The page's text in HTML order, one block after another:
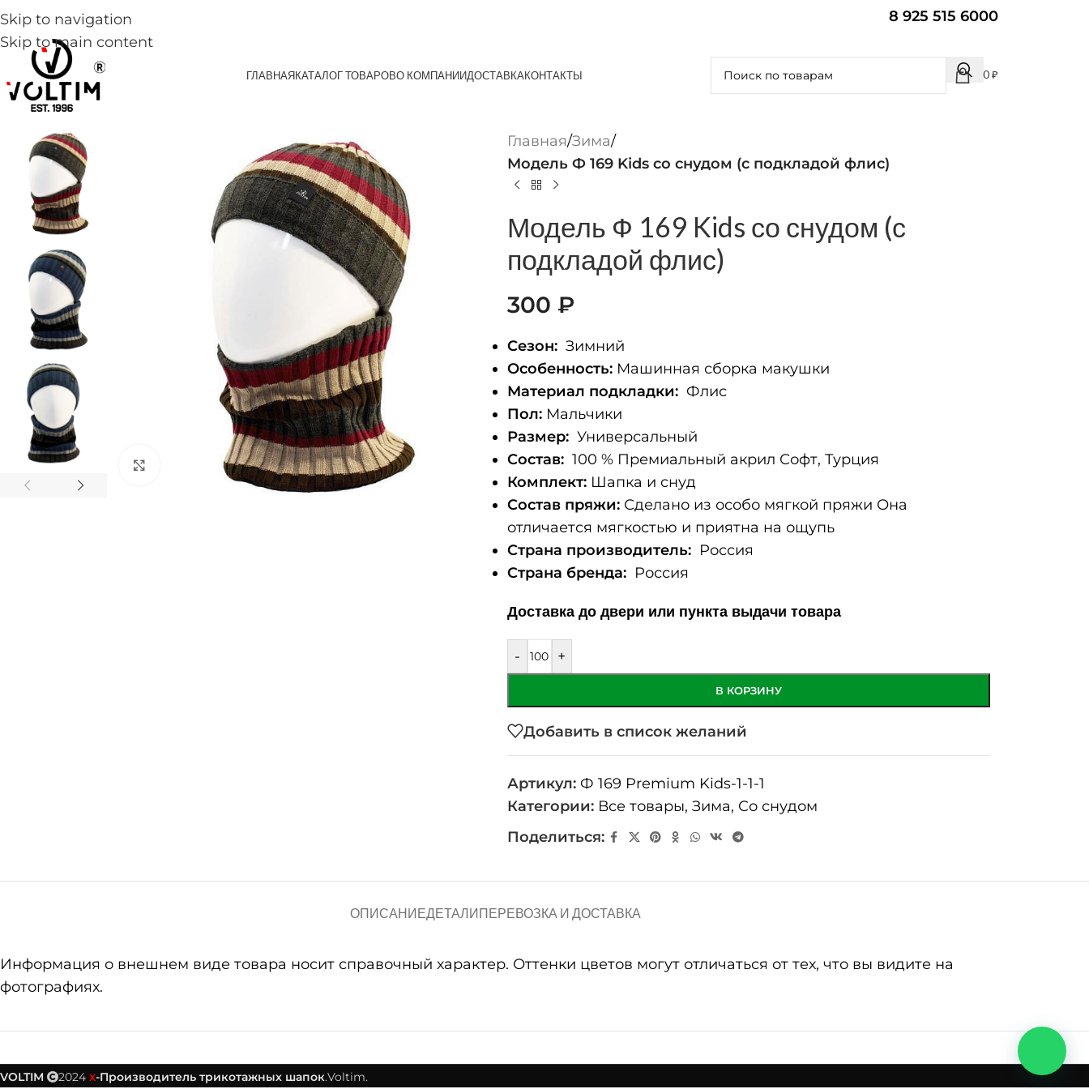
Skip to navigation
Skip to main content
8 925 515 6000
ГЛАВНАЯКАТАЛОГ ТОВАРОВО КОМПАНИИДОСТАВКАКОНТАКТЫ 0₽
Нажмите, чтобы увеличить
Главная/Зима/
Модель Ф 169 Kids со снудом (с подкладой флис)
Модель Ф 169 Kids со снудом (с
подкладой флис)
300 ₽
Сезон:Зимний
Особенность:Машинная сборка макушки
Материал подкладки:Флис
Пол:Мальчики
Размер:Универсальный
Состав:100 % Премиальный акрил Софт, Турция
Комплект:Шапка и снуд
Состав пряжи:Сделано из особо мягкой пряжи Она
отличается мягкостью и приятна на ощупь
Страна производитель:Россия
Страна бренда:Россия
Доставка до двери или пункта выдачи товара
- +
В КОРЗИНУ
Добавить в список желаний
Артикул: Ф 169 Premium Kids-1-1-1
Категории: Все товары, Зима, Со снудом
Поделиться:
ОПИСАНИЕДЕТАЛИПЕРЕВОЗКА И ДОСТАВКА
Информация о внешнем виде товара носит справочный характер. Оттенки цветов могут отличаться от тех, что вы видите на
фотографиях.
VOLTIM 2024 X-Производитель трикотажных шапок.Voltim.